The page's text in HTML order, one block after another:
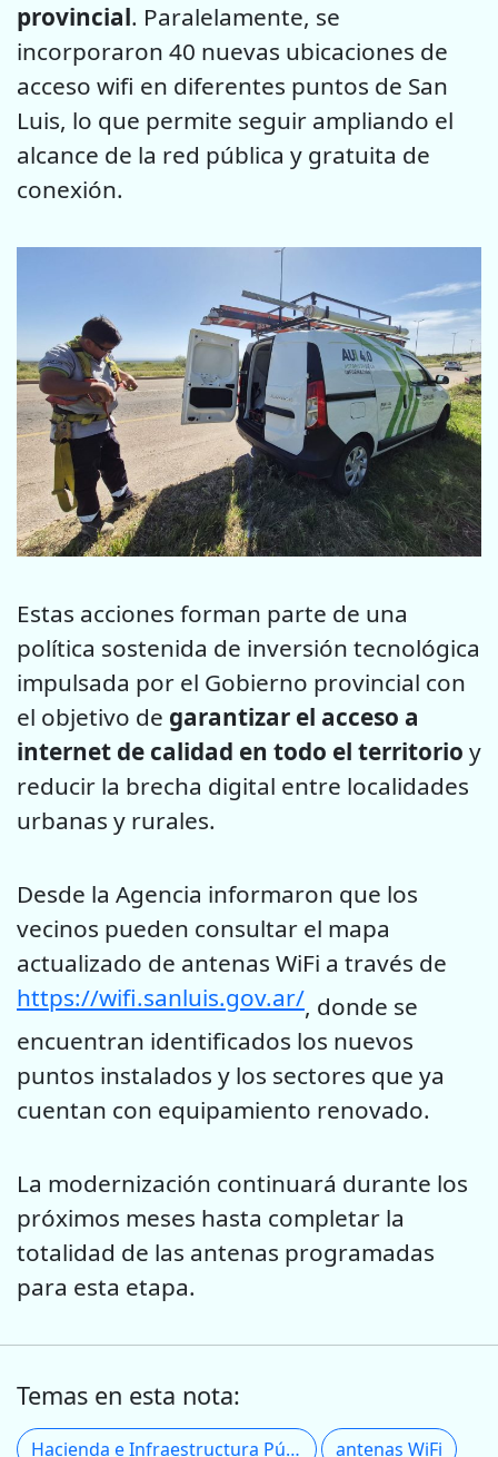
provincial. Paralelamente, se
incorporaron 40 nuevas ubicaciones de
acceso wifi en diferentes puntos de San
Luis, lo que permite seguir ampliando el
alcance de la red pública y gratuita de
conexión.
Estas acciones forman parte de una
política sostenida de inversión tecnológica
impulsada por el Gobierno provincial con
el objetivo de garantizar el acceso a
internet de calidad en todo el territorio y
reducir la brecha digital entre localidades
urbanas y rurales.
Desde la Agencia informaron que los
vecinos pueden consultar el mapa
actualizado de antenas WiFi a través de
https://wifi.sanluis.gov.ar/, donde se
encuentran identificados los nuevos
puntos instalados y los sectores que ya
cuentan con equipamiento renovado.
La modernización continuará durante los
próximos meses hasta completar la
totalidad de las antenas programadas
para esta etapa.
Temas en esta nota:
Hacienda e Infraestructura Pública antenas WiFi